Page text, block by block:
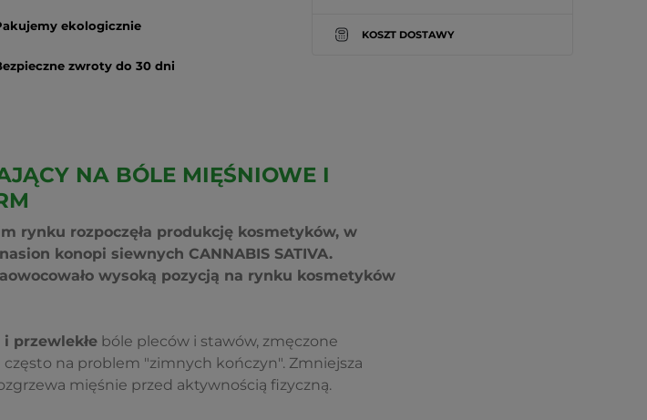
ekologicznie
zwroty do 30 dni
KOSZT DOSTAWY
NA BÓLE MIĘŚNIOWE I
rynku rozpoczęła produkcję kosmetyków, w
konopi siewnych CANNABIS SATIVA.
wysoką pozycją na rynku kosmetyków
przewlekłebóle pleców i stawów, zmęczone
na problem "zimnych kończyn". Zmniejsza
mięśnie przed aktywnością fizyczną.